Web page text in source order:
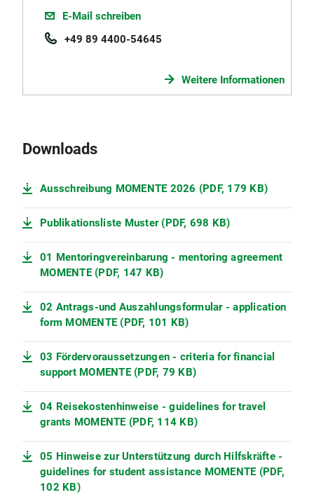
E-Mail schreiben
+49 89 4400-54645
Weitere Informationen
Downloads
Ausschreibung MOMENTE 2026 (PDF, 179 KB)
Publikationsliste Muster (PDF, 698 KB)
01 Mentoringvereinbarung - mentoring agreement
MOMENTE (PDF, 147 KB)
02 Antrags-und Auszahlungsformular - application
form MOMENTE (PDF, 101 KB)
03 Fördervoraussetzungen - criteria for financial
support MOMENTE (PDF, 79 KB)
04 Reisekostenhinweise - guidelines for travel
grants MOMENTE (PDF, 114 KB)
05 Hinweise zur Unterstützung durch Hilfskräfte -
guidelines for student assistance MOMENTE (PDF,
102 KB)